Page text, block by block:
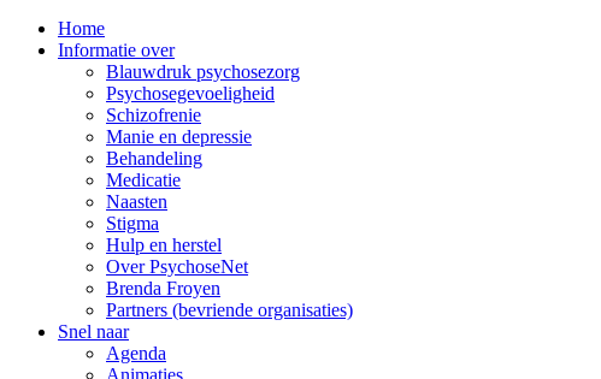
Main
Navigation
Home
Informatie over
Blauwdruk psychosezorg
Psychosegevoeligheid
Schizofrenie
Manie en depressie
Behandeling
Medicatie
Naasten
Stigma
Hulp en herstel
Over PsychoseNet
Brenda Froyen
Partners (bevriende organisaties)
Snel naar
Agenda
Animaties